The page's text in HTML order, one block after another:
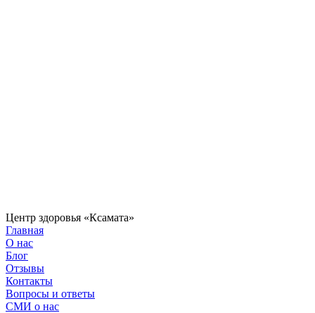
Центр здоровья «Ксамата»
Главная
О нас
Блог
Отзывы
Контакты
Вопросы и ответы
СМИ о нас